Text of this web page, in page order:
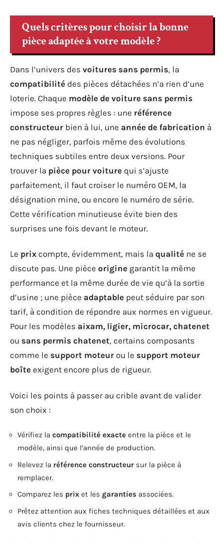
Quels critères pour choisir la bonne
pièce adaptée à votre modèle ?
Dans l’univers des voitures sans permis, la
compatibilité des pièces détachées n’a rien d’une
loterie. Chaque modèle de voiture sans permis
impose ses propres règles : une référence
constructeur bien à lui, une année de fabrication à
ne pas négliger, parfois même des évolutions
techniques subtiles entre deux versions. Pour
trouver la pièce pour voiture qui s’ajuste
parfaitement, il faut croiser le numéro OEM, la
désignation mine, ou encore le numéro de série.
Cette vérification minutieuse évite bien des
surprises une fois devant le moteur.
Le prix compte, évidemment, mais la qualité ne se
discute pas. Une pièce origine garantit la même
performance et la même durée de vie qu’à la sortie
d’usine ; une pièce adaptable peut séduire par son
tarif, à condition de répondre aux normes en vigueur.
Pour les modèles aixam, ligier, microcar, chatenet
ou sans permis chatenet, certains composants
comme le support moteur ou le support moteur
boîte exigent encore plus de rigueur.
Voici les points à passer au crible avant de valider
son choix :
Vérifiez la compatibilité exacte entre la pièce et le
modèle, ainsi que l’année de production.
Relevez la référence constructeur sur la pièce à
remplacer.
Comparez les prix et les garanties associées.
Prêtez attention aux fiches techniques détaillées et aux
avis clients chez le fournisseur.